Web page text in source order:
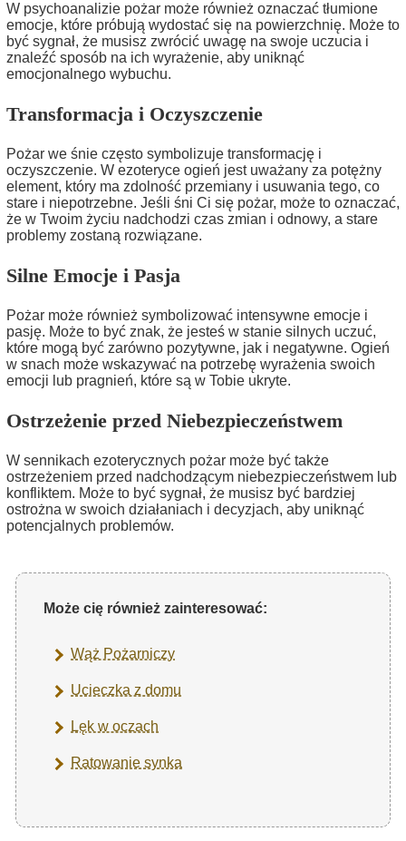
W psychoanalizie pożar może również oznaczać tłumione
emocje, które próbują wydostać się na powierzchnię. Może to
być sygnał, że musisz zwrócić uwagę na swoje uczucia i
znaleźć sposób na ich wyrażenie, aby uniknąć
emocjonalnego wybuchu.
Transformacja i Oczyszczenie
Pożar we śnie często symbolizuje transformację i
oczyszczenie. W ezoteryce ogień jest uważany za potężny
element, który ma zdolność przemiany i usuwania tego, co
stare i niepotrzebne. Jeśli śni Ci się pożar, może to oznaczać,
że w Twoim życiu nadchodzi czas zmian i odnowy, a stare
problemy zostaną rozwiązane.
Silne Emocje i Pasja
Pożar może również symbolizować intensywne emocje i
pasję. Może to być znak, że jesteś w stanie silnych uczuć,
które mogą być zarówno pozytywne, jak i negatywne. Ogień
w snach może wskazywać na potrzebę wyrażenia swoich
emocji lub pragnień, które są w Tobie ukryte.
Ostrzeżenie przed Niebezpieczeństwem
W sennikach ezoterycznych pożar może być także
ostrzeżeniem przed nadchodzącym niebezpieczeństwem lub
konfliktem. Może to być sygnał, że musisz być bardziej
ostrożna w swoich działaniach i decyzjach, aby uniknąć
potencjalnych problemów.
Może cię również zainteresować:
Wąż Pożarniczy
Ucieczka z domu
Lęk w oczach
Ratowanie synka